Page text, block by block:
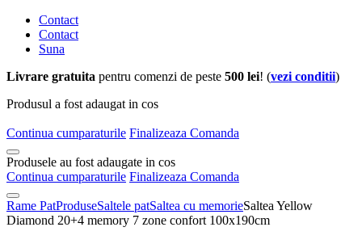
Contact
Contact
Suna
Livrare gratuita pentru comenzi de peste 500 lei! (vezi conditii)
Produsul a fost adaugat in cos
Continua cumparaturile Finalizeaza Comanda
Produsele au fost adaugate in cos
Continua cumparaturile Finalizeaza Comanda
Rame PatProduseSaltele patSaltea cu memorieSaltea Yellow
Diamond 20+4 memory 7 zone confort 100x190cm